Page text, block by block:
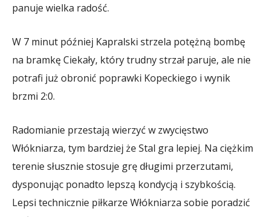
panuje wielka radość.
W 7 minut później Kapralski strzela potężną bombę
na bramkę Ciekały, który trudny strzał paruje, ale nie
potrafi już obronić poprawki Kopeckiego i wynik
brzmi 2:0.
Radomianie przestają wierzyć w zwycięstwo
Włókniarza, tym bardziej że Stal gra lepiej. Na ciężkim
terenie słusznie stosuje grę długimi przerzutami,
dysponując ponadto lepszą kondycją i szybkością.
Lepsi technicznie piłkarze Włókniarza sobie poradzić